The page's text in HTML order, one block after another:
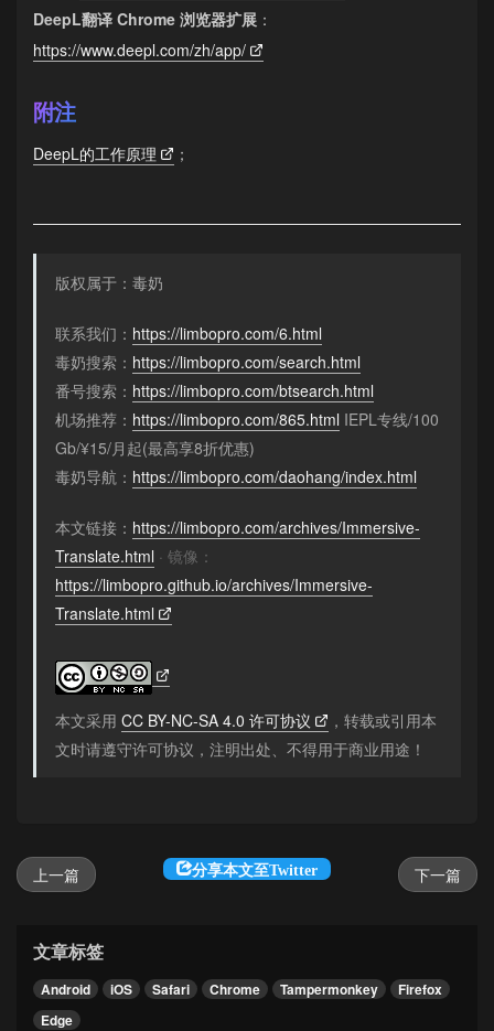
DeepL翻译 Chrome 浏览器扩展 ：
https://www.deepl.com/zh/app/
附注
DeepL的工作原理 ；
版权属于：毒奶
联系我们： https://limbopro.com/6.html
毒奶搜索： https://limbopro.com/search.html
番号搜索： https://limbopro.com/btsearch.html
机场推荐： https://limbopro.com/865.html IEPL专线/100
Gb/¥15/月起(最高享8折优惠)
毒奶导航： https://limbopro.com/daohang/index.html
本文链接： https://limbopro.com/archives/Immersive-
Translate.html · 镜像：
https://limbopro.github.io/archives/Immersive-
Translate.html
本文采用 CC BY-NC-SA 4.0 许可协议
，转载或引用本
文时请遵守许可协议，注明出处、不得用于商业用途！
下一篇
分享本文至Twitter
上一篇
文章标签
Android iOS Safari Chrome Tampermonkey
Firefox
Edge